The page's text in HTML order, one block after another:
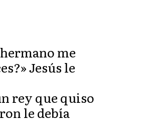
me
Jesús le
rey que quiso
le debía